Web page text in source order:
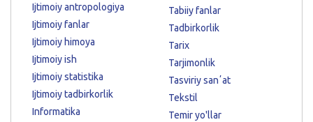
Ijtimoiy antropologiya
Ijtimoiy fanlar
Ijtimoiy himoya
Ijtimoiy ish
Ijtimoiy statistika
Ijtimoiy tadbirkorlik
Informatika
Tabiiy fanlar
Tadbirkorlik
Tarix
Tarjimonlik
Tasviriy sanʼat
Tekstil
Temir yo'llar